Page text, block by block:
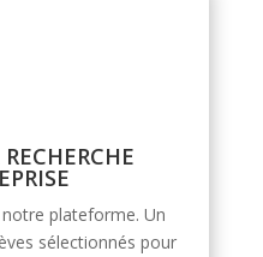
plateforme. Un
sélectionnés pour